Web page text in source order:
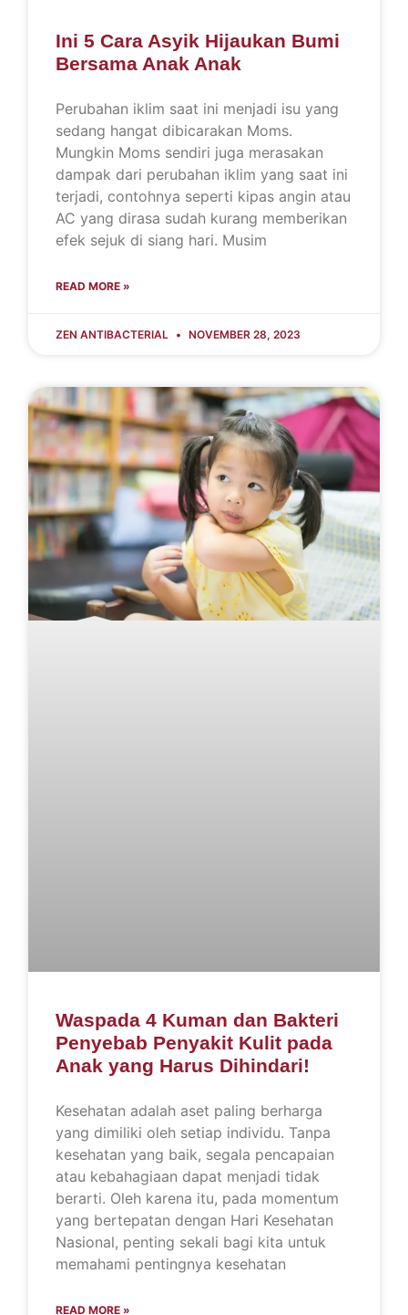
Ini 5 Cara Asyik Hijaukan Bumi
Bersama Anak Anak
Perubahan iklim saat ini menjadi isu yang
sedang hangat dibicarakan Moms.
Mungkin Moms sendiri juga merasakan
dampak dari perubahan iklim yang saat ini
terjadi, contohnya seperti kipas angin atau
AC yang dirasa sudah kurang memberikan
efek sejuk di siang hari. Musim
READ MORE »
ZEN ANTIBACTERIAL NOVEMBER 28, 2023
Waspada 4 Kuman dan Bakteri
Penyebab Penyakit Kulit pada
Anak yang Harus Dihindari!
Kesehatan adalah aset paling berharga
yang dimiliki oleh setiap individu. Tanpa
kesehatan yang baik, segala pencapaian
atau kebahagiaan dapat menjadi tidak
berarti. Oleh karena itu, pada momentum
yang bertepatan dengan Hari Kesehatan
Nasional, penting sekali bagi kita untuk
memahami pentingnya kesehatan
READ MORE »